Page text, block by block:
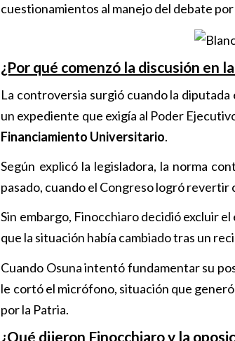
cuestionamientos al manejo del debate
¿Por qué comenzó la discusión en
La controversia surgió cuando la
un expediente que exigía al Poder
Financiamiento Universitario.
Según explicó la legisladora, la norma
pasado, cuando el Congreso logró revertir
Sin embargo, Finocchiaro decidió excluir
que la situación había cambiado tras un
Cuando Osuna intentó fundamentar su
le cortó el micrófono, situación que
por la Patria.
¿Qué dijeron Finocchiaro y la